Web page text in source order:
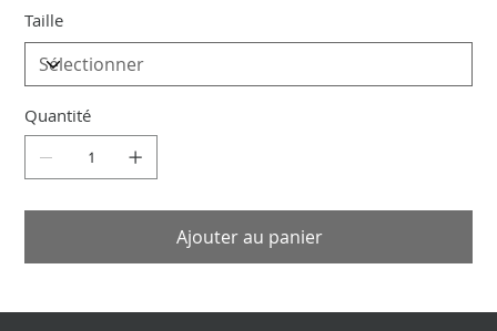
Taille
Quantité
Ajouter au panier